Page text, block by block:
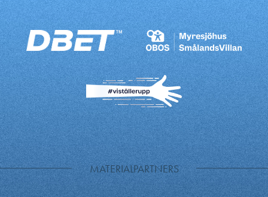
MATERIALPARTNERS